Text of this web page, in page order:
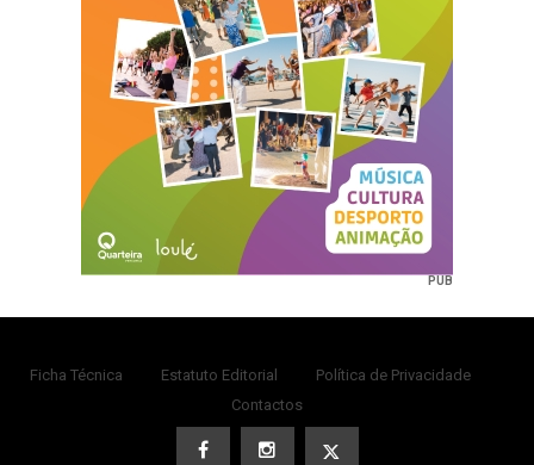
PUB
Ficha Técnica Estatuto Editorial
Política de Privacidade
Contactos